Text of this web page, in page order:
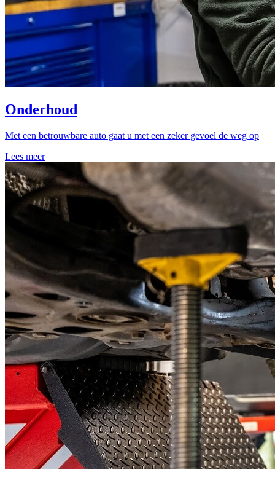
Onderhoud
Met een betrouwbare auto gaat u met een zeker gevoel de weg op
Lees meer